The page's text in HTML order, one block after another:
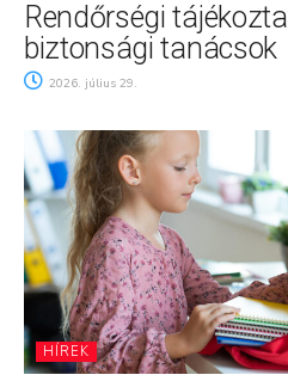
Rendőrségi
biztonsági tanácsok
2026. július 29.
HÍREK